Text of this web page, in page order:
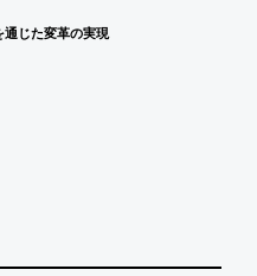
た変革の実現